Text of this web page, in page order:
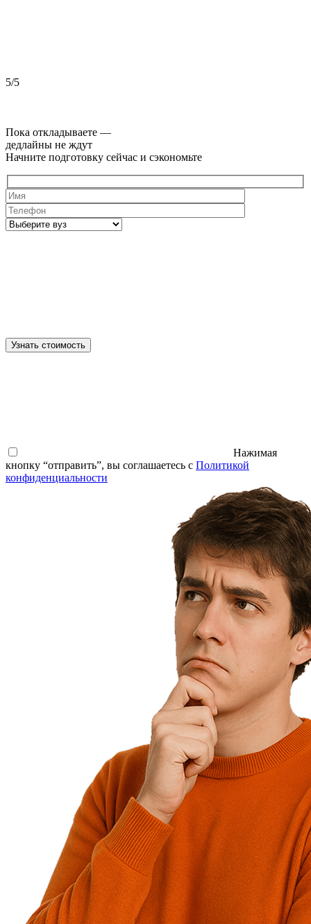
5/5
Пока откладываете —
дедлайны не ждут
Начните подготовку сейчас и сэкономьте
Узнать стоимость
Нажимая
кнопку “отправить”, вы соглашаетесь с Политикой
конфиденциальности